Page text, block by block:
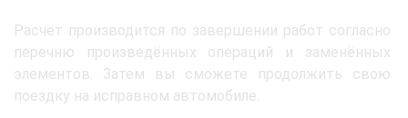
Расчёт производится по завершении работ согласно
перечню произведённых операций и заменённых
элементов. Затем вы сможете продолжить свою
поездку на исправном автомобиле.